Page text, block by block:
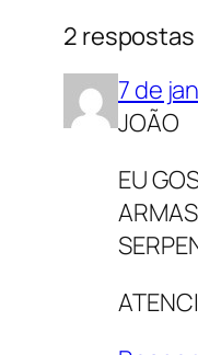
2 respostas
7 de
JOÃO
EU